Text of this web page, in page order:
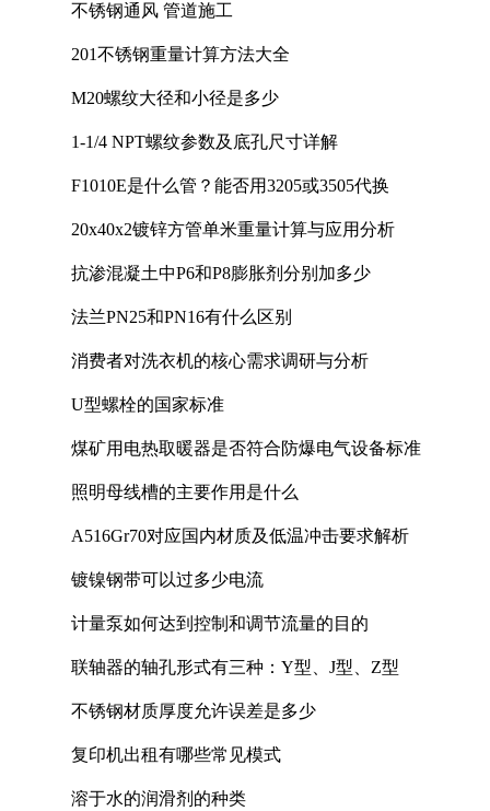
不锈钢通风 管道施工
201不锈钢重量计算方法大全
M20螺纹大径和小径是多少
1-1/4 NPT螺纹参数及底孔尺寸详解
F1010E是什么管？能否用3205或3505代换
20x40x2镀锌方管单米重量计算与应用分析
抗渗混凝土中P6和P8膨胀剂分别加多少
法兰PN25和PN16有什么区别
消费者对洗衣机的核心需求调研与分析
U型螺栓的国家标准
煤矿用电热取暖器是否符合防爆电气设备标准
照明母线槽的主要作用是什么
A516Gr70对应国内材质及低温冲击要求解析
镀镍钢带可以过多少电流
计量泵如何达到控制和调节流量的目的
联轴器的轴孔形式有三种：Y型、J型、Z型
不锈钢材质厚度允许误差是多少
复印机出租有哪些常见模式
溶于水的润滑剂的种类